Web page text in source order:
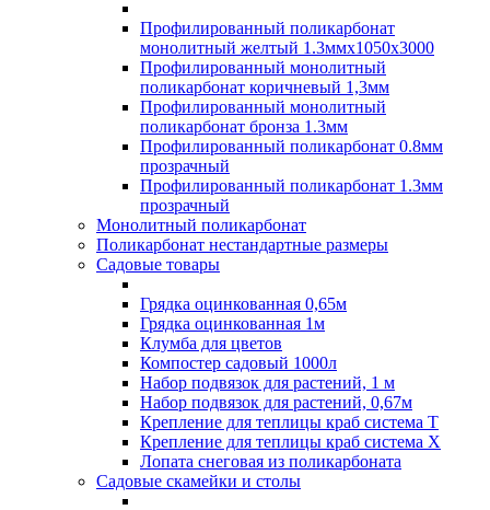
Профилированный поликарбонат
монолитный желтый 1.3ммх1050х3000
Профилированный монолитный
поликарбонат коричневый 1,3мм
Профилированный монолитный
поликарбонат бронза 1.3мм
Профилированный поликарбонат 0.8мм
прозрачный
Профилированный поликарбонат 1.3мм
прозрачный
Монолитный поликарбонат
Поликарбонат нестандартные размеры
Садовые товары
Грядка оцинкованная 0,65м
Грядка оцинкованная 1м
Клумба для цветов
Компостер садовый 1000л
Набор подвязок для растений, 1 м
Набор подвязок для растений, 0,67м
Крепление для теплицы краб система Т
Крепление для теплицы краб система Х
Лопата снеговая из поликарбоната
Садовые скамейки и столы